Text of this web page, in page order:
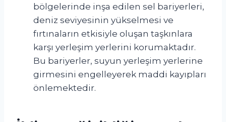
bölgelerinde inşa edilen sel bariyerleri,
deniz seviyesinin yükselmesi ve
fırtınaların etkisiyle oluşan taşkınlara
karşı yerleşim yerlerini korumaktadır.
Bu bariyerler, suyun yerleşim yerlerine
girmesini engelleyerek maddi kayıpları
önlemektedir.